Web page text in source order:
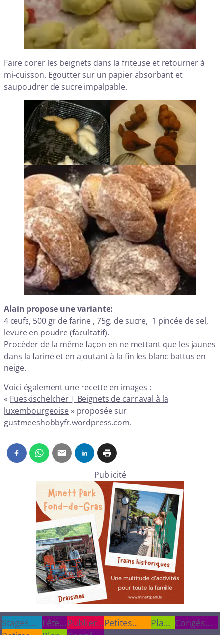
Faire dorer les beignets dans la friteuse et retourner à
mi-cuisson. Egoutter sur un papier absorbant et
saupoudrer de sucre impalpable.
Alain propose une variante:
4 œufs, 500 gr de farine , 75g. de sucre, 1 pincée de sel,
levure en poudre (facultatif).
Procéder de la même façon en ne mettant que les jaunes
dans la farine et en ajoutant à la fin les blanc battus en
neige.
Voici également une recette en images :
« Fueskischelcher | Beignets de carnaval à la
luxembourgeoise» proposée sur
gustmeeshobbyfr.wordpress.com.
Publicité
Stages
Stages
Fêtes
Fêtes Publier
Publier
Petites
Plan Congés